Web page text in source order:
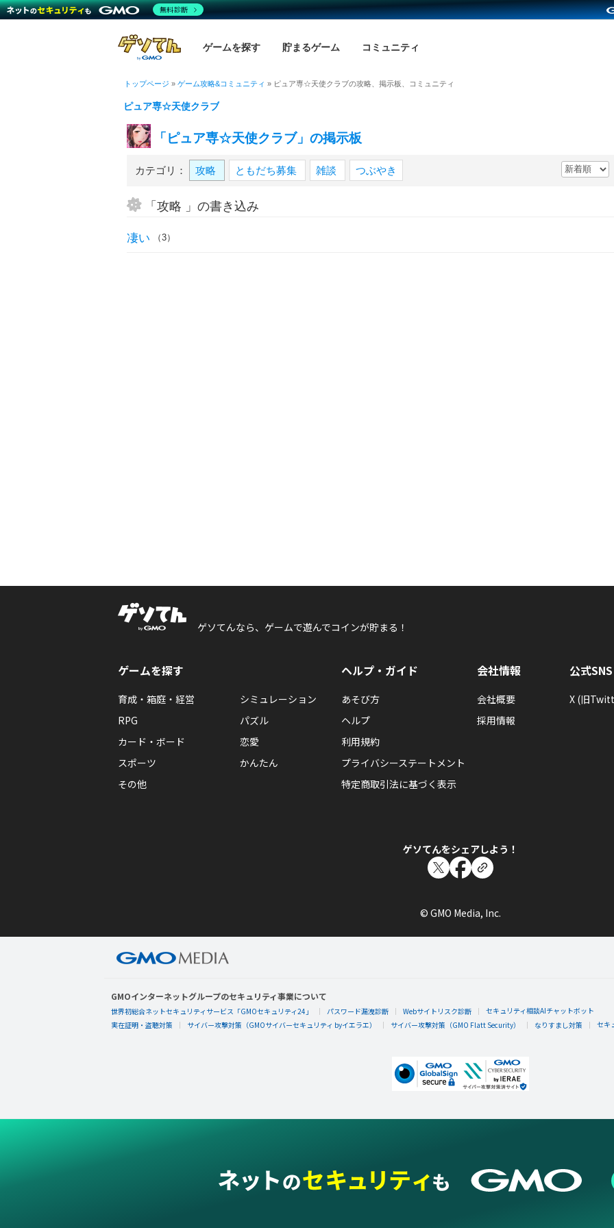
ゲームを探す 貯まるゲーム コミュニティ
トップページ » ゲーム攻略&コミュニティ » ピュア専☆天使クラブの攻略、掲示板、コミュニティ
ピュア専☆天使クラブ
「ピュア専☆天使クラブ」の掲示板
カテゴリ： 攻略 ともだち募集 雑談 つぶやき
「攻略 」の書き込み
凄い （3）
ゲソてんなら、ゲームで遊んでコインが貯まる！
ゲームを探す
育成・箱庭・経営
シミュレーション
RPG
パズル
カード・ボード
恋愛
スポーツ
かんたん
その他
ヘルプ・ガイド
あそび方
ヘルプ
利用規約
プライバシーステートメント
特定商取引法に基づく表示
会社情報
会社概要
採用情報
公式SNS
X (旧
ゲソてんをシェアしよう！
© GMO Media, Inc.
GMOインターネットグループのセキュリティ事業について
世界初総合ネットセキュリティサービス「GMOセキュリティ24」 パスワード漏洩診断 Webサイトリスク診断
セキュリティ相談AIチャットボット
実在証明・盗聴対策
サイバー攻撃対策（GMOサイバーセキュリティ byイエラエ） サイバー攻撃対策（GMO Flatt Security） なりすまし対策 セキ
無料診断